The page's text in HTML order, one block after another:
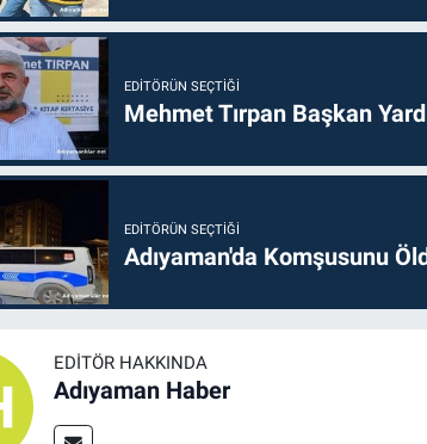
EDITÖRÜN SEÇTIĞI
Mehmet Tırpan Başkan
EDITÖRÜN SEÇTIĞI
Adıyaman'da Komşusunu
EDITÖR HAKKINDA
Adıyaman Haber